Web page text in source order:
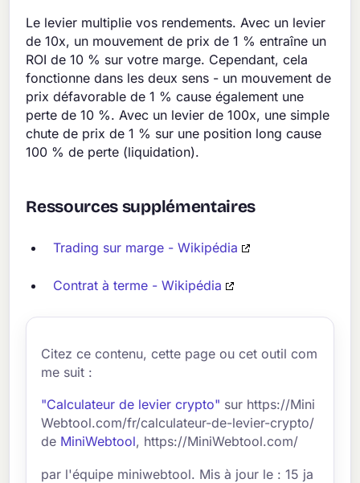
Le levier multiplie vos rendements. Avec un levier
de 10x, un mouvement de prix de 1 % entraîne un
ROI de 10 % sur votre marge. Cependant, cela
fonctionne dans les deux sens - un mouvement de
prix défavorable de 1 % cause également une
perte de 10 %. Avec un levier de 100x, une simple
chute de prix de 1 % sur une position long cause
100 % de perte (liquidation).
Ressources supplémentaires
Trading sur marge - Wikipédia
Contrat à terme - Wikipédia
Citez ce contenu, cette page ou cet outil com
me suit :
"Calculateur de levier crypto" sur https://Mini
Webtool.com/fr/calculateur-de-levier-crypto/
de MiniWebtool, https://MiniWebtool.com/
par l'équipe miniwebtool. Mis à jour le : 15 ja